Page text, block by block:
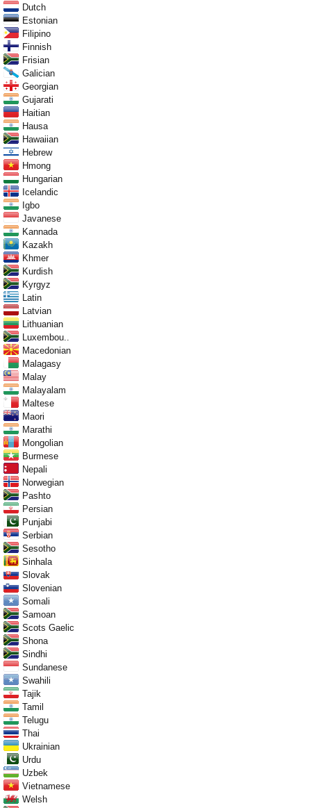
Dutch
Estonian
Filipino
Finnish
Frisian
Galician
Georgian
Gujarati
Haitian
Hausa
Hawaiian
Hebrew
Hmong
Hungarian
Icelandic
Igbo
Javanese
Kannada
Kazakh
Khmer
Kurdish
Kyrgyz
Latin
Latvian
Lithuanian
Luxembou..
Macedonian
Malagasy
Malay
Malayalam
Maltese
Maori
Marathi
Mongolian
Burmese
Nepali
Norwegian
Pashto
Persian
Punjabi
Serbian
Sesotho
Sinhala
Slovak
Slovenian
Somali
Samoan
Scots Gaelic
Shona
Sindhi
Sundanese
Swahili
Tajik
Tamil
Telugu
Thai
Ukrainian
Urdu
Uzbek
Vietnamese
Welsh